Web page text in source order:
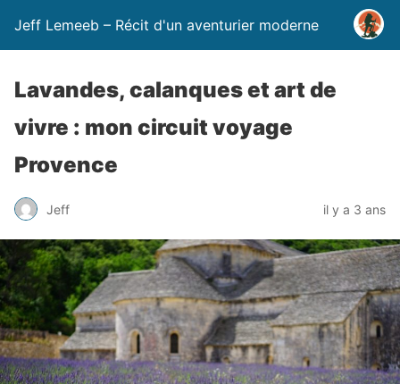
Jeff Lemeeb – Récit d'un aventurier moderne
Lavandes, calanques et art de
vivre : mon circuit voyage
Provence
Jeff il y a 3 ans